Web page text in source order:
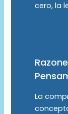
cero, la
La